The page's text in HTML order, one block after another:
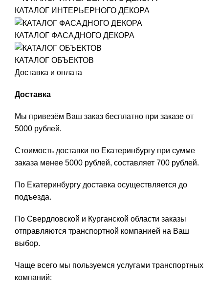
КАТАЛОГ ИНТЕРЬЕРНОГО ДЕКОРА
КАТАЛОГ ФАСАДНОГО ДЕКОРА
КАТАЛОГ ОБЪЕКТОВ
Доставка и оплата
Доставка
Мы привезём Ваш заказ бесплатно при заказе от
5000 рублей.
Стоимость доставки по Екатеринбургу при сумме
заказа менее 5000 рублей, составляет 700 рублей.
По Екатеринбургу доставка осуществляется до
подъезда.
По Свердловской и Курганской области заказы
отправляются транспортной компанией на Ваш
выбор.
Чаще всего мы пользуемся услугами транспортных
компаний: